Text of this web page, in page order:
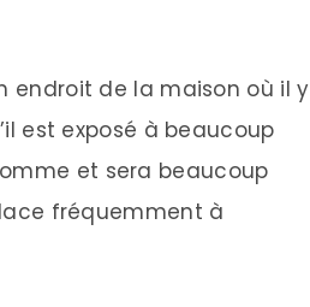
endroit de la maison où il y
est exposé à beaucoup
et sera beaucoup
fréquemment à